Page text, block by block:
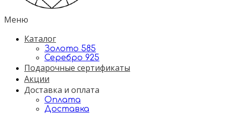
Меню
Каталог
Золото 585
Серебро 925
Подарочные сертификаты
Акции
Доставка и оплата
Оплата
Доставка